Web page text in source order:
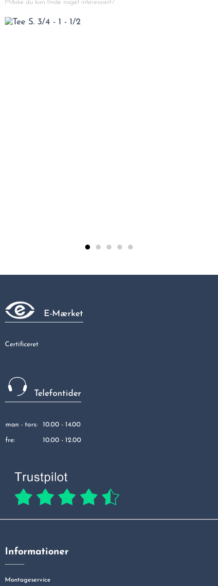
Måske du kan finde noget interessant?
68,44 kr
E-Mærket
Certificeret
Telefontider
man - tors: 10.00 - 14.00
fre: 10.00 - 12.00
Informationer
Montageservice